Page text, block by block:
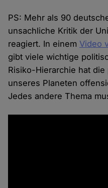
PS: Mehr als 90
unsachliche Kritik der
reagiert. In einemVideo
gibt viele wichtige
Risiko-Hierarchie hat
unseres Planeten
Jedes andere Thema